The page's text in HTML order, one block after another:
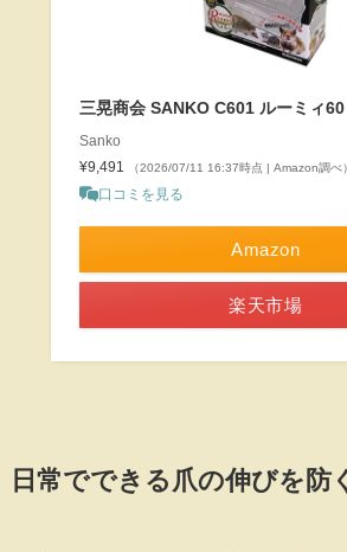
三晃商会 SANKO C601 ルーミィ
Sanko
¥9,491
（2026/07/11 16:37時点 | Amazon調べ）
口コミを見る
Amazon
楽天市場
日常でできる爪の伸びを防